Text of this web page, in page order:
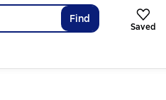
Find
Saved